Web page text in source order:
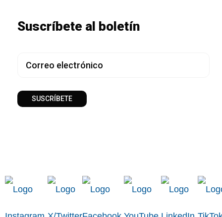
Suscríbete al boletín
SUSCRÍBETE